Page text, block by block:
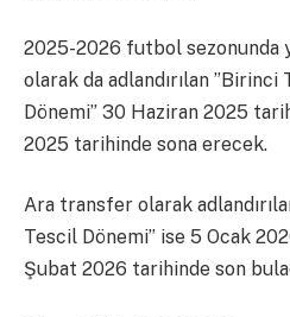
2025-2026 futbol sezonunda
olarak da adlandırılan
Dönemi” 30 Haziran 2025
2025 tarihinde sona erecek.
Ara transfer olarak
Tescil Dönemi” ise 5 Ocak
Şubat 2026 tarihinde son